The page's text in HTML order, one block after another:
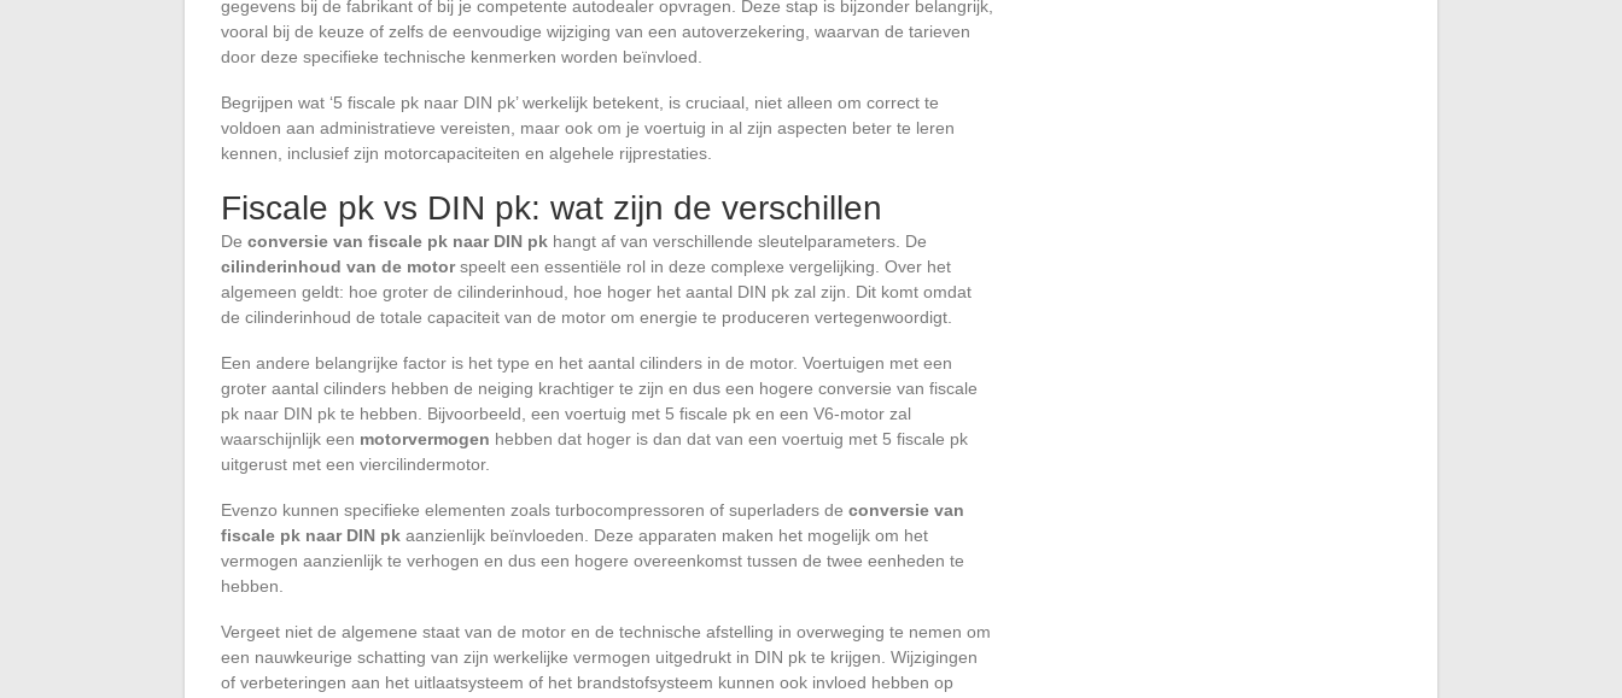
gegevens bij de fabrikant of bij je competente autodealer opvragen. Deze stap is bijzonder belangrijk,
vooral bij de keuze of zelfs de eenvoudige wijziging van een autoverzekering, waarvan de tarieven
door deze specifieke technische kenmerken worden beïnvloed.
Begrijpen wat ‘5 fiscale pk naar DIN pk’ werkelijk betekent, is cruciaal, niet alleen om correct te
voldoen aan administratieve vereisten, maar ook om je voertuig in al zijn aspecten beter te leren
kennen, inclusief zijn motorcapaciteiten en algehele rijprestaties.
Fiscale pk vs DIN pk: wat zijn de verschillen
De conversie van fiscale pk naar DIN pk hangt af van verschillende sleutelparameters. De
cilinderinhoud van de motorspeelt een essentiële rol in deze complexe vergelijking. Over het
algemeen geldt: hoe groter de cilinderinhoud, hoe hoger het aantal DIN pk zal zijn. Dit komt omdat
de cilinderinhoud de totale capaciteit van de motor om energie te produceren vertegenwoordigt.
Een andere belangrijke factor is het type en het aantal cilinders in de motor. Voertuigen met een
groter aantal cilinders hebben de neiging krachtiger te zijn en dus een hogere conversie van fiscale
pk naar DIN pk te hebben. Bijvoorbeeld, een voertuig met 5 fiscale pk en een V6-motor zal
waarschijnlijk een motorvermogen hebben dat hoger is dan dat van een voertuig met 5 fiscale pk
uitgerust met een viercilindermotor.
Evenzo kunnen specifieke elementen zoals turbocompressoren of superladers de conversie van
fiscale pk naar DIN pk aanzienlijk beïnvloeden. Deze apparaten maken het mogelijk om het
vermogen aanzienlijk te verhogen en dus een hogere overeenkomst tussen de twee eenheden te
hebben.
Vergeet niet de algemene staat van de motor en de technische afstelling in overweging te nemen om
een nauwkeurige schatting van zijn werkelijke vermogen uitgedrukt in DIN pk te krijgen. Wijzigingen
of verbeteringen aan het uitlaatsysteem of het brandstofsysteem kunnen ook invloed hebben op